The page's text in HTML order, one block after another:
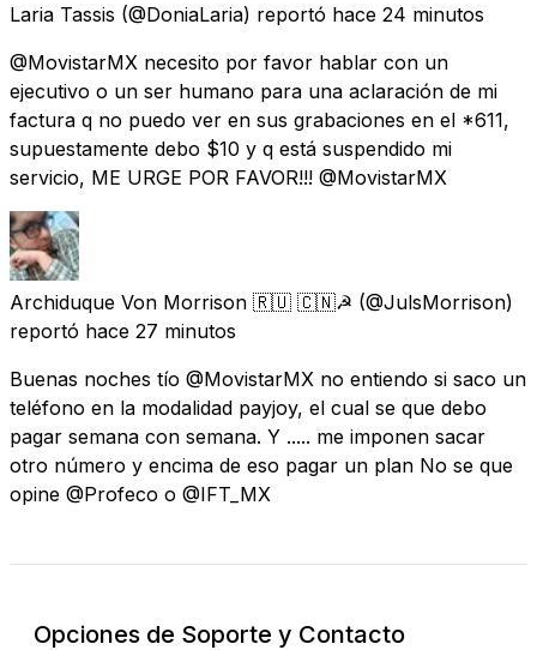
Laria Tassis (@DoniaLaria) reportó hace 24 minutos
@MovistarMX necesito por favor hablar con un
ejecutivo o un ser humano para una aclaración de mi
factura q no puedo ver en sus grabaciones en el *611,
supuestamente debo $10 y q está suspendido mi
servicio, ME URGE POR FAVOR!!! @MovistarMX
Archiduque Von Morrison 🇷🇺 🇨🇳☭ (@JulsMorrison)
reportó hace 27 minutos
Buenas noches tío @MovistarMX no entiendo si saco un
teléfono en la modalidad payjoy, el cual se que debo
pagar semana con semana. Y ..... me imponen sacar
otro número y encima de eso pagar un plan No se que
opine @Profeco o @IFT_MX
Opciones de Soporte y Contacto